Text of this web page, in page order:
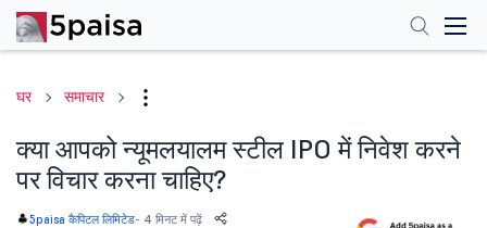
घर समाचार
क्या आपको न्यूमलयालम स्टील IPO में निवेश करने
पर विचार करना चाहिए?
5paisa कैपिटल लिमिटेड- 4 मिनट में पढ़ें